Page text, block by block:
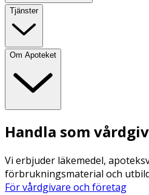
Tjänster
Om Apoteket
Handla som
Vi erbjuder läkemedel,
förbrukningsmaterial och
För vårdgivare och företag